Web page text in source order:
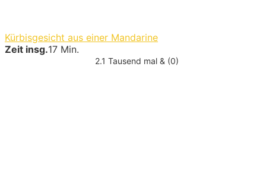
Kürbisgesicht aus einer Mandarine
Zeit insg.17 Min.
2.1 Tausend mal & (0)